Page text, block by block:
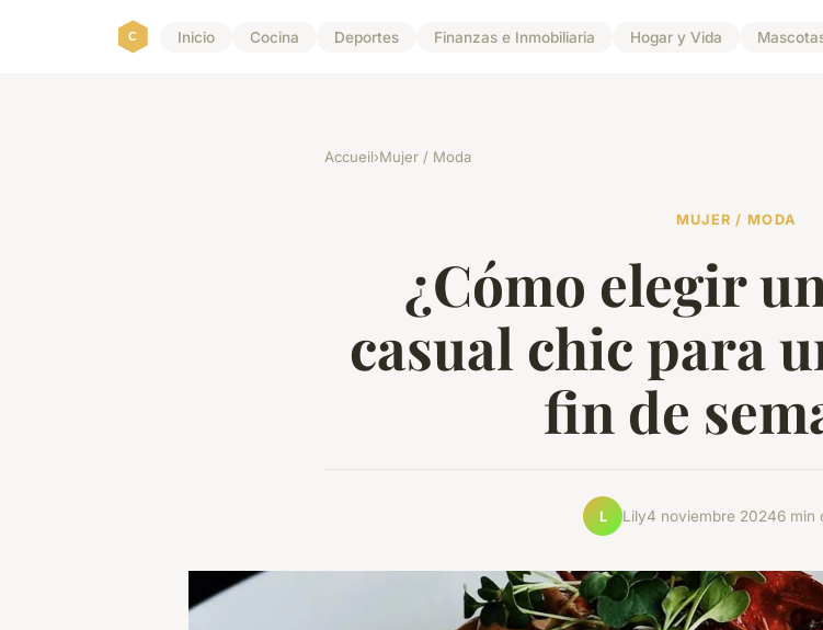
Inicio Cocina Deportes Finanzas e Inmobiliaria Hogar y Vida
Accueil›Mujer / Moda
MUJER / MODA
¿Cómo elegir
casual chic para
fin de
L Lily4 noviembre 20246 min